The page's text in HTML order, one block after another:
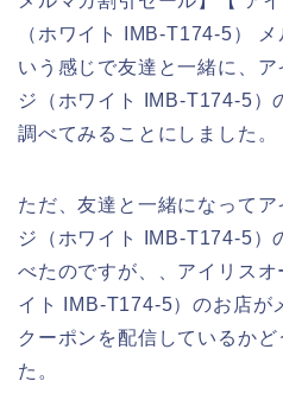
（ホワイト IMB-T174-5）
いう感じで友達と一緒に、
ジ（ホワイト IMB-T174-5）
調べてみることにしました。
ただ、友達と一緒になって
ジ（ホワイト IMB-T174-5）
べたのですが、、アイリス
イト IMB-T174-5）のお店が
クーポンを配信しているか
た。